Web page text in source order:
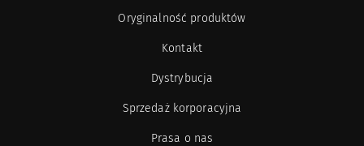
Oryginalność produktów
Kontakt
Dystrybucja
Sprzedaż korporacyjna
Prasa o nas